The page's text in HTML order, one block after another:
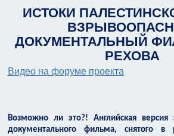
ИСТОКИ
ДОКУМЕНТАЛЬНЫЙ
РЕХОВА
Видео на форуме проекта
Возможно ли это?! Английская версия
документального фильма, снятого в